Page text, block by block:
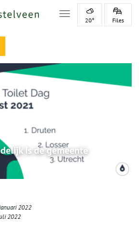
Toggle navigation
20° Files
is de gemeente
2022
2022